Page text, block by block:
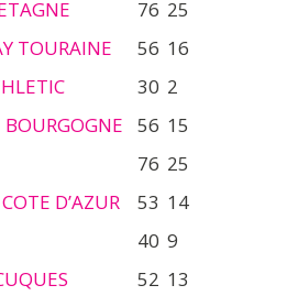
76 25
TOURAINE 56 16
30 2
BOURGOGNE 56 15
76 25
D’AZUR 53 14
40 9
52 13